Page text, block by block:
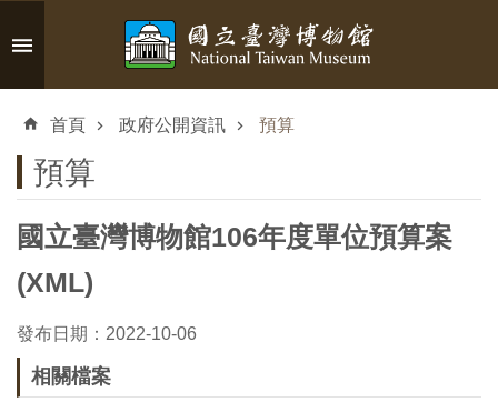
跳到主要內容區塊
搜
認
識
臺
博
首頁 政府公開資訊 預算
預算
國立臺灣博物館106年度單位預算案
(XML)
發布日期：2022-10-06
相關檔案